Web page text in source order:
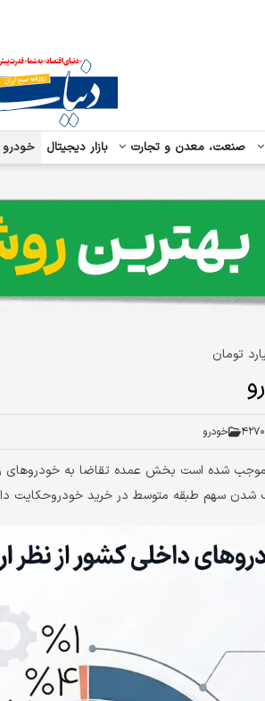
صنعت، معدن و تجارت بازار دیجیتال خودرو
خودرو
موجب شده است بخش عمده تقاضا به خودروهای
شدن سهم طبقه متوسط در خرید خودروحکایت